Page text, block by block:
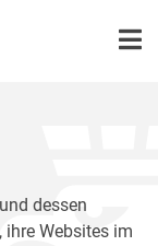
dessen
Websites im